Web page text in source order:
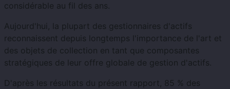
considérable au fil des ans.
Aujourd'hui, la plupart des gestionnaires d'actifs
reconnaissent depuis longtemps l'importance de l'art et
des objets de collection en tant que composantes
stratégiques de leur offre globale de gestion d'actifs.
D'après les résultats du présent rapport, 85 % des